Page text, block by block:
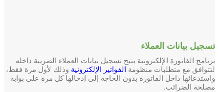
تسجيل بيانات العملاء
برنامج الفاتورة الإلكترونية يتيح تسجيل بيانات العملاء الضريبة داخله
لتتوافق مع متطلبات منظومة الفواتير الإلكترونية وذلك لأول مرة فقط،
واستدعائها داخل الفاتورة بدون الحاجة إلى إدخالها كل مرة على بوابة
مصلحة الضرائب.